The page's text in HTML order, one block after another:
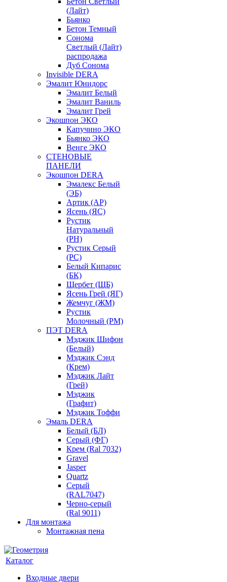
(Лайт)
Бьянко
Бетон Темный
Сонома
Светлый (Лайт)
распродажа
Дуб Сонома
Invisible DERA
Эмалит Юнидорс
Эмалит Белый
Эмалит Ваниль
Эмалит Грей
Экошпон ЭКО
Капучино ЭКО
Бьянко ЭКО
Венге ЭКО
СТЕНОВЫЕ
ПАНЕЛИ
Экошпон DERA
Эмалекс Белый
(ЭБ)
Артик (АР)
Ясень (ЯС)
Рустик
Натуральный
(РН)
Рустик Серый
(РС)
Белый Кипарис
(БК)
Щербет (ЩБ)
Ясень Грей (ЯГ)
Жемчуг (ЖМ)
Рустик
Молочный (РМ)
ПЭТ DERA
Мэджик Шифон
(Белый)
Мэджик Сэнд
(Крем)
Мэджик Лайт
(Грей)
Мэджик
(Графит)
Мэджик Тоффи
Эмаль DERA
Белый (БЛ)
Серый (ФГ)
Крем (Ral 7032)
Gravel
Jasper
Quartz
Серый
(RAL7047)
Черно-серый
(Ral 9011)
Для монтажа
Монтажная пена
Каталог
Входные двери